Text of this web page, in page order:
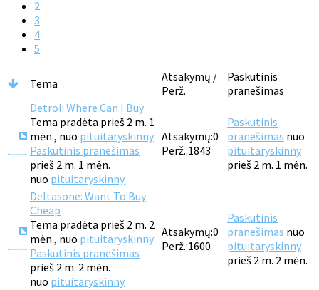
2
3
4
5
Tema
Atsakymų /
Perž.
Paskutinis
pranešimas
Detrol: Where Can I Buy
Tema pradėta prieš 2 m. 1
mėn., nuo pituitaryskinny
Paskutinis pranešimas
prieš 2 m. 1 mėn.
nuo pituitaryskinny
Atsakymų:0
Perž.:1843
Paskutinis
pranešimas nuo
pituitaryskinny
prieš 2 m. 1 mėn.
Deltasone: Want To Buy
Cheap
Tema pradėta prieš 2 m. 2
mėn., nuo pituitaryskinny
Paskutinis pranešimas
prieš 2 m. 2 mėn.
nuo pituitaryskinny
Atsakymų:0
Perž.:1600
Paskutinis
pranešimas nuo
pituitaryskinny
prieš 2 m. 2 mėn.